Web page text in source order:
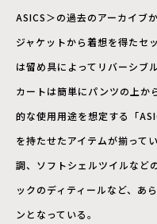
ASICS＞の過去のアーカイブ
ジャケットから着想を得たセ
は留め具によってリバーシブ
カートは簡単にパンツの上か
的な使用用途を想定する「
を持たせたアイテムが揃って
調、ソフトシェルツイルなど
ックのディティールなど、あ
ンとなっている。